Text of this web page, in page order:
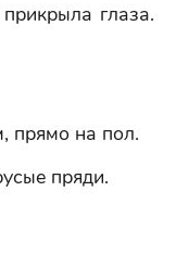
глаза.
прямо на пол.
пряди.